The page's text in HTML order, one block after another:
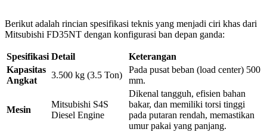
Berikut adalah rincian spesifikasi teknis yang menjadi ciri khas dari
Mitsubishi FD35NT dengan konfigurasi ban depan ganda:
Spesifikasi Detail
Keterangan
Kapasitas
Angkat
3.500 kg (3.5 Ton)
Pada pusat beban (load center) 500
mm.
Mesin
Mitsubishi S4S
Diesel Engine
Dikenal tangguh, efisien bahan
bakar, dan memiliki torsi tinggi
pada putaran rendah, memastikan
umur pakai yang panjang.